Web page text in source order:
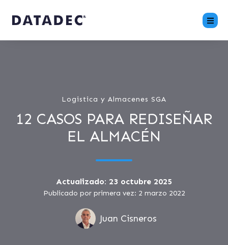
Logistica y Almacenes SGA
12 CASOS PARA REDISEÑAR
EL ALMACÉN
Actualizado: 23 octubre 2025
Publicado por primera vez: 2 marzo 2022
Juan Cisneros